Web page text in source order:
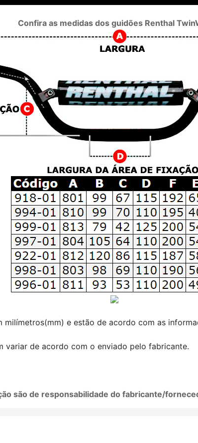
Confira as medidas dos guidões Renthal
milímetros(mm) e estão de acordo com as
variar de acordo com o enviado pelo fabricante.
são de responsabilidade do fabricante/